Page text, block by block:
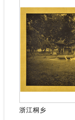
浙江桐乡